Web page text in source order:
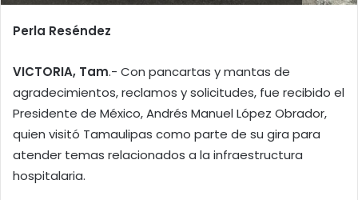
Perla Reséndez
VICTORIA, Tam.- Con pancartas y mantas de
agradecimientos, reclamos y solicitudes, fue recibido el
Presidente de México, Andrés Manuel López Obrador,
quien visitó Tamaulipas como parte de su gira para
atender temas relacionados a la infraestructura
hospitalaria.